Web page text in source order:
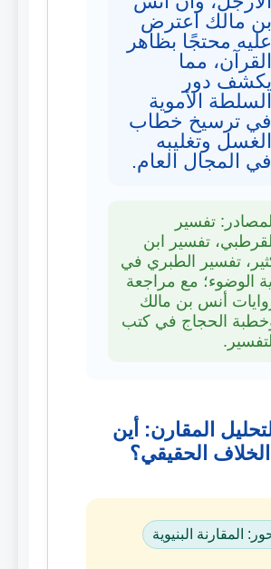
بن مالك اعترض
عليه محتجًا بظاهر
القرآن، مما
يكشف دور
السلطة الأموية
في ترسيخ خطاب
الغسل وتغليبه
في المجال العام.
تفسير
تفسير ابن
تفسير الطبري في
الوضوء؛ مع مراجعة
أنس بن مالك
الحجاج في كتب
المقارن: أين
الحقيقي؟
المقارنة البنيوية